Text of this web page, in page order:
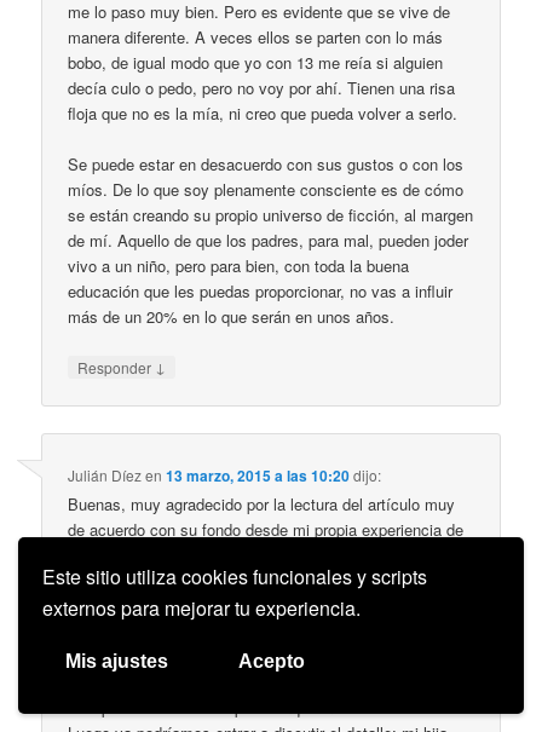
Este sitio utiliza cookies funcionales y scripts
externos para mejorar tu experiencia.
Mis ajustes Acepto
me lo paso muy bien. Pero es evidente que se vive de
manera diferente. A veces ellos se parten con lo más
bobo, de igual modo que yo con 13 me reía si alguien
decía culo o pedo, pero no voy por ahí. Tienen una risa
floja que no es la mía, ni creo que pueda volver a serlo.
Se puede estar en desacuerdo con sus gustos o con los
míos. De lo que soy plenamente consciente es de cómo
se están creando su propio universo de ficción, al margen
de mí. Aquello de que los padres, para mal, pueden joder
vivo a un niño, pero para bien, con toda la buena
educación que les puedas proporcionar, no vas a influir
más de un 20% en lo que serán en unos años.
Responder ↓
Julián Díezen13 marzo, 2015 a las 10:20dijo:
Buenas, muy agradecido por la lectura del artículo muy
de acuerdo con su fondo desde mi propia experiencia de
hay separación de ningún tipo y punto: ven Hora de
aventuras y Tito Yayo (que es digna de análisis aparte)
Los que pensamos en cosas de esas del ghetto y de